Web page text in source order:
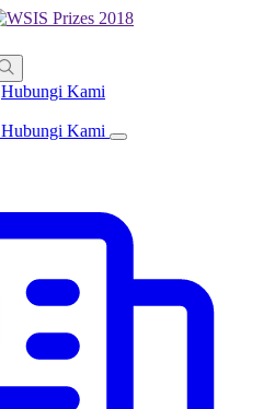
Hubungi Kami
Hubungi Kami